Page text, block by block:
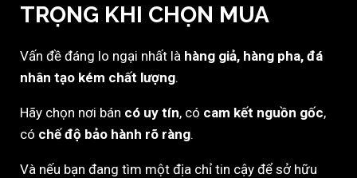
TRỌNG KHI CHỌN MUA
Vấn đề đáng lo ngại nhất là hàng giả, hàng pha, đá
nhân tạo kém chất lượng.
Hãy chọn nơi bán có uy tín, có cam kết nguồn gốc,
có chế độ bảo hành rõ ràng.
Và nếu bạn đang tìm một địa chỉ tin cậy để sở hữu